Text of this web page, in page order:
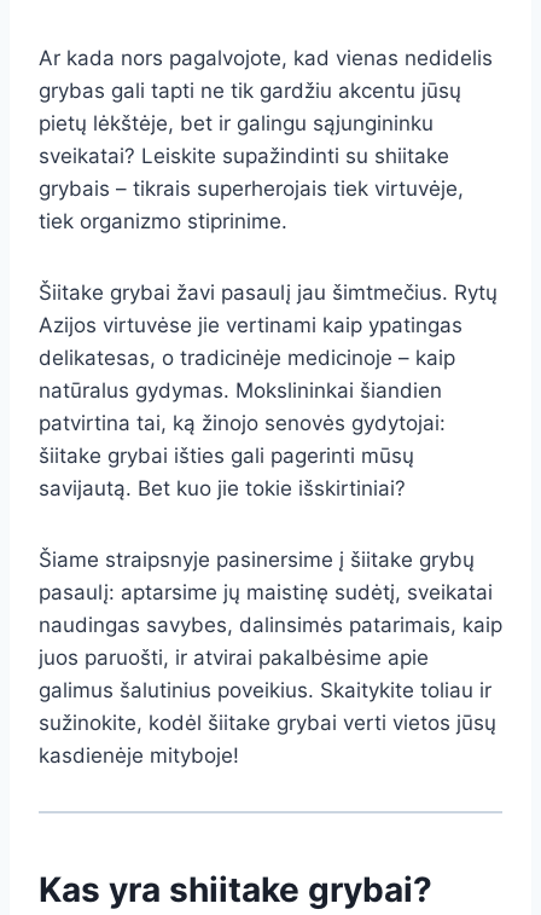
Ar kada nors pagalvojote, kad vienas nedidelis
grybas gali tapti ne tik gardžiu akcentu jūsų
pietų lėkštėje, bet ir galingu sąjungininku
sveikatai? Leiskite supažindinti su shiitake
grybais – tikrais superherojais tiek virtuvėje,
tiek organizmo stiprinime.
Šiitake grybai žavi pasaulį jau šimtmečius. Rytų
Azijos virtuvėse jie vertinami kaip ypatingas
delikatesas, o tradicinėje medicinoje – kaip
natūralus gydymas. Mokslininkai šiandien
patvirtina tai, ką žinojo senovės gydytojai:
šiitake grybai išties gali pagerinti mūsų
savijautą. Bet kuo jie tokie išskirtiniai?
Šiame straipsnyje pasinersime į šiitake grybų
pasaulį: aptarsime jų maistinę sudėtį, sveikatai
naudingas savybes, dalinsimės patarimais, kaip
juos paruošti, ir atvirai pakalbėsime apie
galimus šalutinius poveikius. Skaitykite toliau ir
sužinokite, kodėl šiitake grybai verti vietos jūsų
kasdienėje mityboje!
Kas yra shiitake grybai?